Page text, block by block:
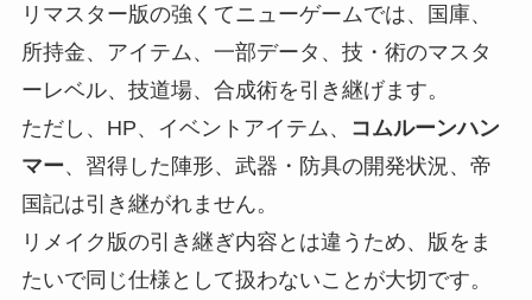
リマスター版の強くてニューゲームでは、国庫、
所持金、アイテム、一部データ、技・術のマスタ
ーレベル、技道場、合成術を引き継げます。
ただし、HP、イベントアイテム、
コムルーンハン
マー、習得した陣形、武器・防具の開発状況、帝
国記は引き継がれません。
リメイク版の引き継ぎ内容とは違うため、版をま
たいで同じ仕様として扱わないことが大切です。